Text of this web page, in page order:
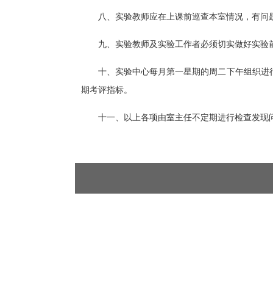
八、实验教师应在上课前巡查本室情况，有
九、实验教师及实验工作者必须切实做好实
十、实验中心每月第一星期的周二下午组织
期考评指标。
十一、以上各项由室主任不定期进行检查发现